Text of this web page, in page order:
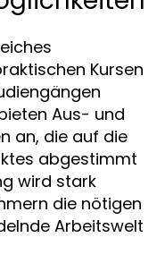
Kursen
Aus- und
an, die auf die
abgestimmt
wird stark
die nötigen
Arbeitswelt